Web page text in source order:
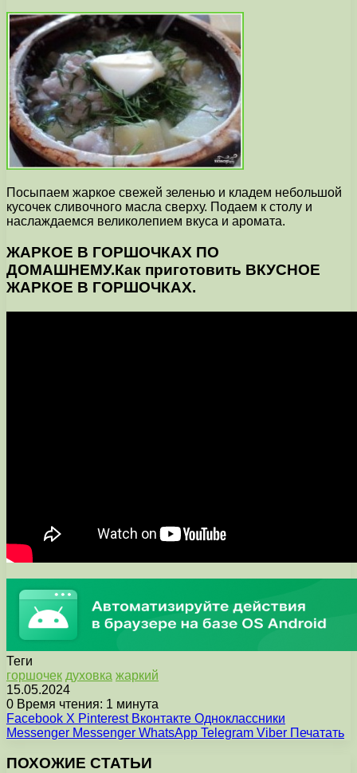
Посыпаем жаркое свежей зеленью и кладем небольшой
кусочек сливочного масла сверху. Подаем к столу и
наслаждаемся великолепием вкуса и аромата.
ЖАРКОЕ В ГОРШОЧКАХ ПО
ДОМАШНЕМУ.Как приготовить ВКУСНОЕ
ЖАРКОЕ В ГОРШОЧКАХ.
Теги
горшочек духовка жаркий
15.05.2024
0 Время чтения: 1 минута
Facebook X Pinterest Вконтакте Одноклассники
Messenger Messenger WhatsApp Telegram Viber Печатать
ПОХОЖИЕ СТАТЬИ